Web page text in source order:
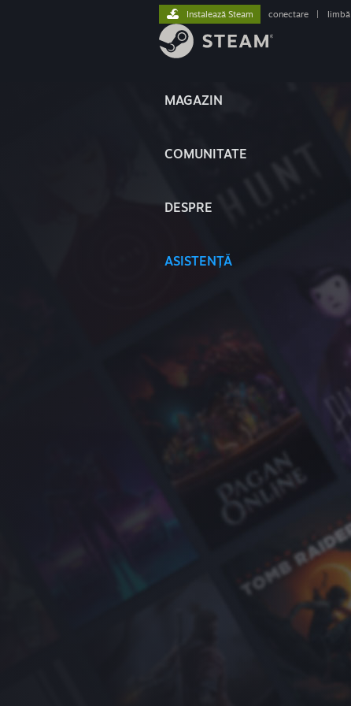
MAGAZIN
COMUNITATE
DESPRE
ASISTENȚĂ
Instalează Steam conectare limbă